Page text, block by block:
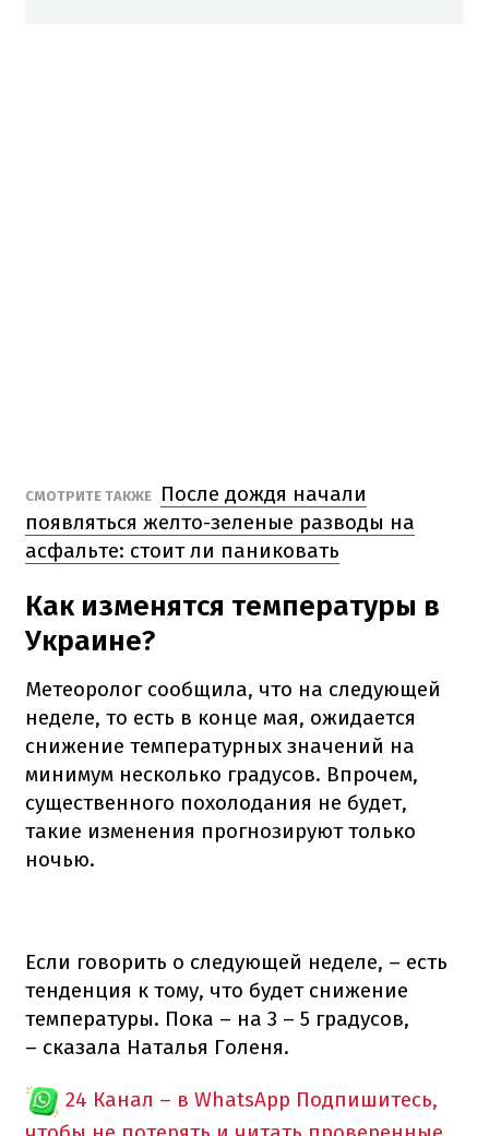
СМОТРИТЕ ТАКЖЕ
После дождя начали
появляться желто-зеленые разводы на
асфальте: стоит ли паниковать
Как изменятся температуры в
Украине?
Метеоролог сообщила, что на следующей
неделе, то есть в конце мая, ожидается
снижение температурных значений на
минимум несколько градусов. Впрочем,
существенного похолодания не будет,
такие изменения прогнозируют только
ночью.
Если говорить о следующей неделе, – есть
тенденция к тому, что будет снижение
температуры. Пока – на 3 – 5 градусов,
– сказала Наталья Голеня.
24 Канал – в WhatsApp Подпишитесь,